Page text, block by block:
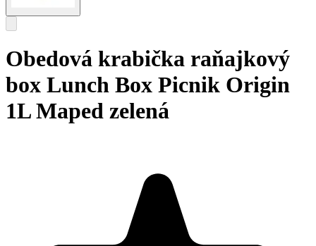
Obedová krabička raňajkový
box Lunch Box Picnik Origin
1L Maped zelená